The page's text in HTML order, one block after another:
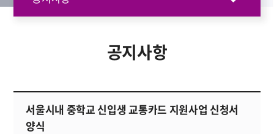
공지사항
서울시내 중학교 신입생 교통카드 지원사업 신청서
양식